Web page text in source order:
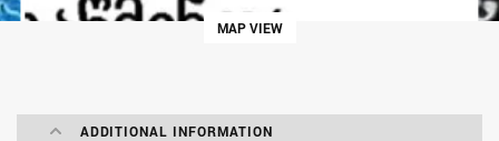
MAP VIEW
ADDITIONAL INFORMATION